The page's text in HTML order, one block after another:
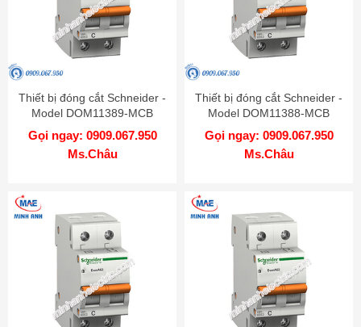
Thiết bị đóng cắt Schneider -
Model DOM11389-MCB
Gọi ngay: 0909.067.950
Ms.Châu
Thiết bị đóng cắt Schneider -
Model DOM11388-MCB
Gọi ngay: 0909.067.950
Ms.Châu